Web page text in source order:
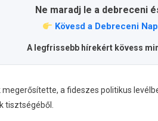
Ne maradj le a debreceni
Kövesd a Debreceni
A legfrissebb hírekért kövess
megerősítette, a fideszes politikus
tisztségéből.